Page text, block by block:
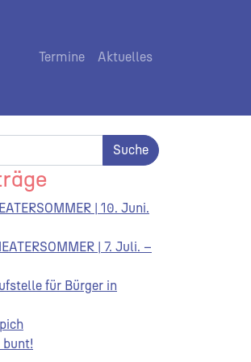
Termine Aktuelles
| 10. Juni.
| 7. Juli. –
für Bürger in
bunt!